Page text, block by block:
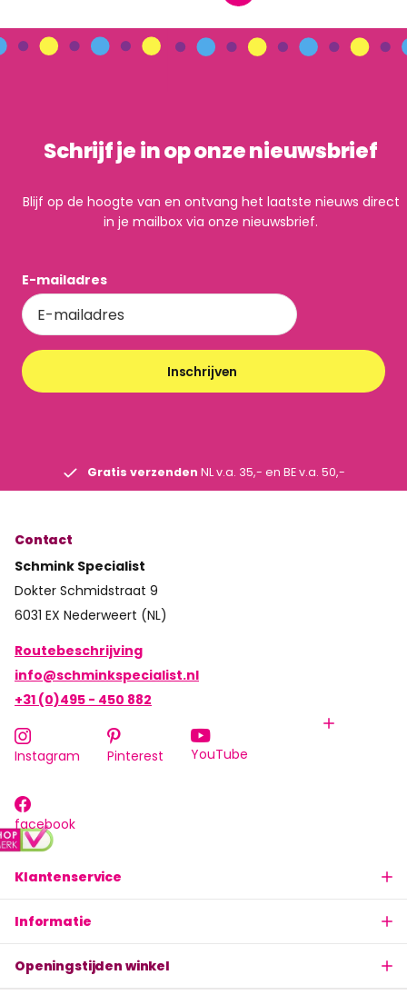
Schrijf je in op onze nieuwsbrief
Blijf op de hoogte van en ontvang het laatste nieuws direct
in je mailbox via onze nieuwsbrief.
E-mailadres
Inschrijven
Gratis verzenden NL v.a. 35,- en BE v.a. 50,-
Klantenservice
Informatie
Openingstijden winkel
Contact
Schmink Specialist
Dokter Schmidstraat 9
6031 EX Nederweert (NL)
Routebeschrijving
info@schminkspecialist.nl
+31 (0)495 - 450 882
Instagram Pinterest YouTube
facebook